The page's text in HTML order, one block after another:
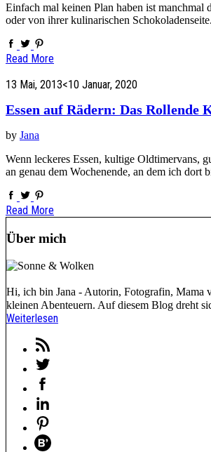
Einfach mal keinen Plan haben ist
oder von ihrer kulinarischen
Read More
13 Mai, 2013<10 Januar, 2020
Essen auf Rädern: Das Rollende
by Jana
Wenn leckeres Essen, kultige Oldtimervans,
an genau dem Wochenende, an dem ich
Read More
Über mich
Hi, ich bin Jana - Autorin, Fotografin, Mama
kleinen Abenteuern. Auf diesem Blog dreht
Weiterlesen